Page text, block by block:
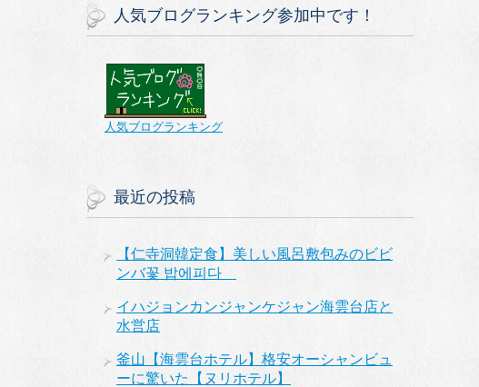
人気ブログランキング参加中です！
人気ブログランキング
最近の投稿
【仁寺洞韓定食】美しい風呂敷包みのビビ
ンバ꽃 밥에피다
イハジョンカンジャンケジャン海雲台店と
水営店
釜山【海雲台ホテル】格安オーシャンビュ
ーに驚いた【ヌリホテル】